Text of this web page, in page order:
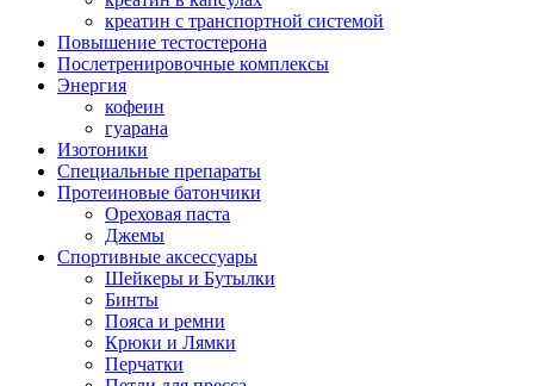
креатин с транспортной системой
Повышение тестостерона
Послетренировочные комплексы
Энергия
кофеин
гуарана
Изотоники
Специальные препараты
Протеиновые батончики
Ореховая паста
Джемы
Спортивные аксессуары
Шейкеры и Бутылки
Бинты
Пояса и ремни
Крюки и Лямки
Перчатки